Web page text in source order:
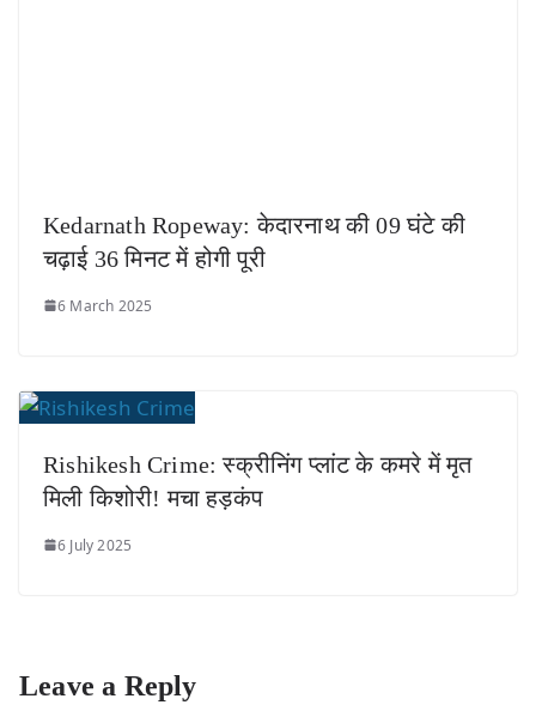
Kedarnath Ropeway: केदारनाथ की 09 घंटे की
चढ़ाई 36 मिनट में होगी पूरी
6 March 2025
Rishikesh Crime: स्क्रीनिंग प्लांट के कमरे में मृत
मिली किशोरी! मचा हड़कंप
6 July 2025
Leave a Reply